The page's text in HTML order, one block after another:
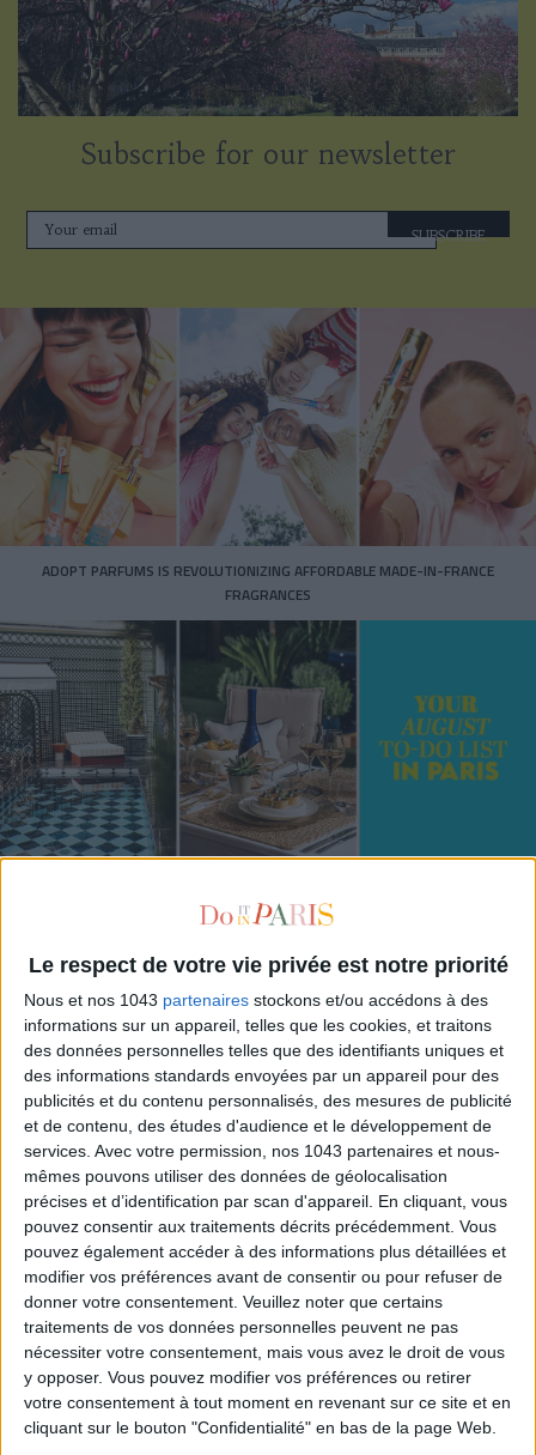
Le respect de votre vie privée est notre priorité
Nous et nos 1043 partenaires stockons et/ou accédons à des
informations sur un appareil, telles que les cookies, et traitons
des données personnelles telles que des identifiants uniques et
des informations standards envoyées par un appareil pour des
publicités et du contenu personnalisés, des mesures de publicité
et de contenu, des études d'audience et le développement de
services. Avec votre permission, nos 1043 partenaires et nous-
mêmes pouvons utiliser des données de géolocalisation
précises et d’identification par scan d'appareil. En cliquant, vous
pouvez consentir aux traitements décrits précédemment. Vous
pouvez également accéder à des informations plus détaillées et
modifier vos préférences avant de consentir ou pour refuser de
donner votre consentement. Veuillez noter que certains
traitements de vos données personnelles peuvent ne pas
nécessiter votre consentement, mais vous avez le droit de vous
y opposer. Vous pouvez modifier vos préférences ou retirer
votre consentement à tout moment en revenant sur ce site et en
cliquant sur le bouton "Confidentialité" en bas de la page Web.
Subscribe for our newsletter
SUBSCRIBE
ADOPT PARFUMS IS REVOLUTIONIZING AFFORDABLE MADE-IN-FRANCE
FRAGRANCES
SPF 50 SUNSCREENS YOU'LL ACTUALLY WANT TO SLATHER ON